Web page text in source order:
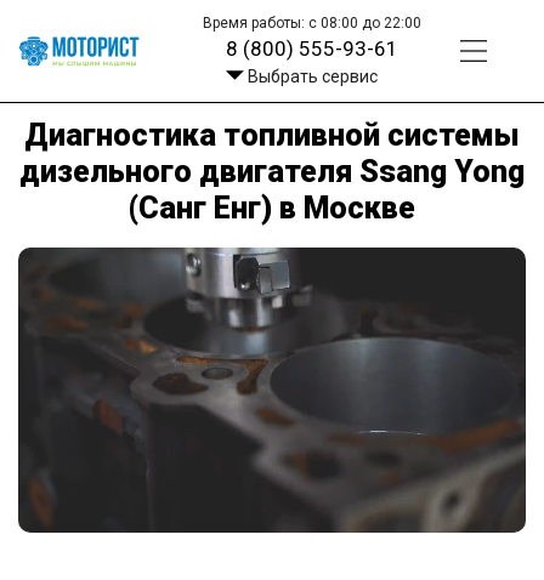
Время работы: с 08:00 до 22:00
8 (800) 555-93-61
Выбрать сервис
Диагностика топливной системы
дизельного двигателя Ssang Yong
(Санг Енг) в Москве